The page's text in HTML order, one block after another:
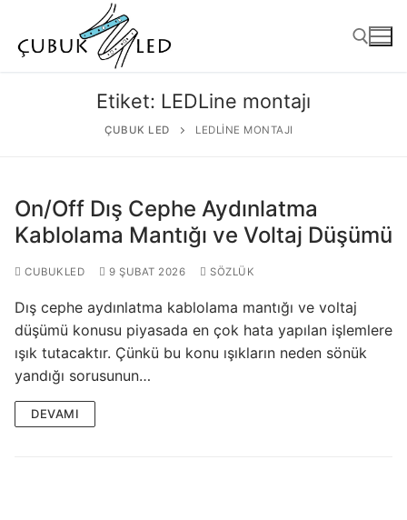
ÜRÜNLER
Kullanıma Hazır Ürünler
Etiket: LEDLine montajı
ÇUBUK LED LEDLINE MONTAJI
On/Off Dış Cephe Aydınlatma
Kablolama Mantığı ve Voltaj Düşümü
CUBUKLED 9 ŞUBAT 2026 SÖZLÜK
Dış cephe aydınlatma kablolama mantığı ve voltaj
düşümü konusu piyasada en çok hata yapılan işlemlere
ışık tutacaktır. Çünkü bu konu ışıkların neden sönük
yandığı sorusunun…
DEVAMI